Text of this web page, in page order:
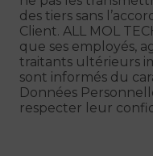
des tiers sans
Client. ALL MOL
que ses employés,
traitants ultérieurs
sont informés du
Données
respecter leur